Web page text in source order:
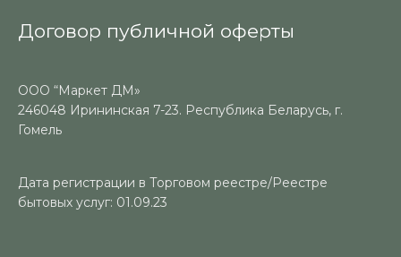
Договор публичной оферты
ООО “Маркет ДМ»
246048 Ирининская 7-23. Республика Беларусь, г.
Гомель
Дата регистрации в Торговом реестре/Реестре
бытовых услуг: 01.09.23